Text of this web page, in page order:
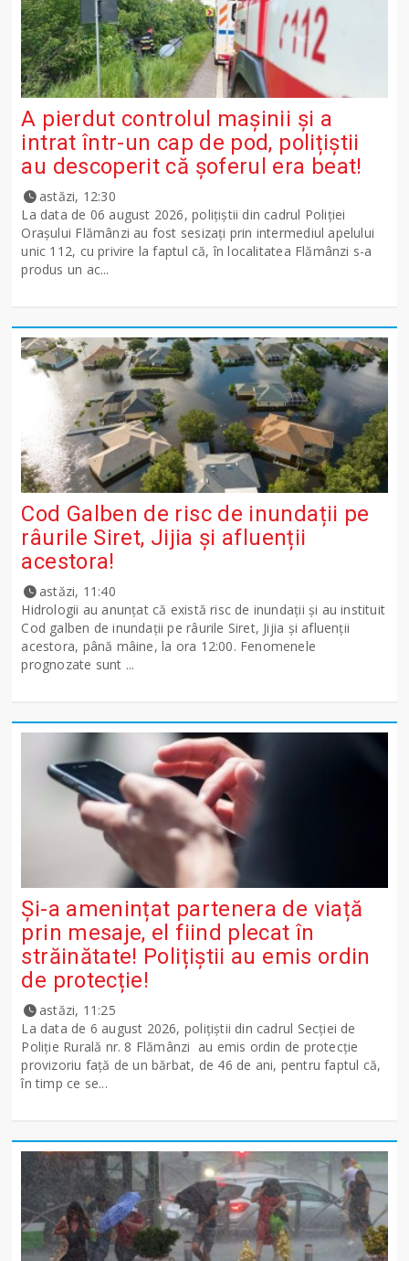
A pierdut controlul mașinii și a
intrat într-un cap de pod, polițiștii
au descoperit că șoferul era beat!
astăzi, 12:30
La data de 06 august 2026, polițiștii din cadrul Poliției
Orașului Flămânzi au fost sesizați prin intermediul apelului
unic 112, cu privire la faptul că, în localitatea Flămânzi s-a
produs un ac...
Cod Galben de risc de inundații pe
râurile Siret, Jijia și afluenții
acestora!
astăzi, 11:40
Hidrologii au anunțat că există risc de inundații și au instituit
Cod galben de inundații pe râurile Siret, Jijia și afluenții
acestora, până mâine, la ora 12:00. Fenomenele
prognozate sunt ...
Și-a amenințat partenera de viață
prin mesaje, el fiind plecat în
străinătate! Polițiștii au emis ordin
de protecție!
astăzi, 11:25
La data de 6 august 2026, polițiștii din cadrul Secției de
Poliție Rurală nr. 8 Flămânzi au emis ordin de protecție
provizoriu față de un bărbat, de 46 de ani, pentru faptul că,
în timp ce se...